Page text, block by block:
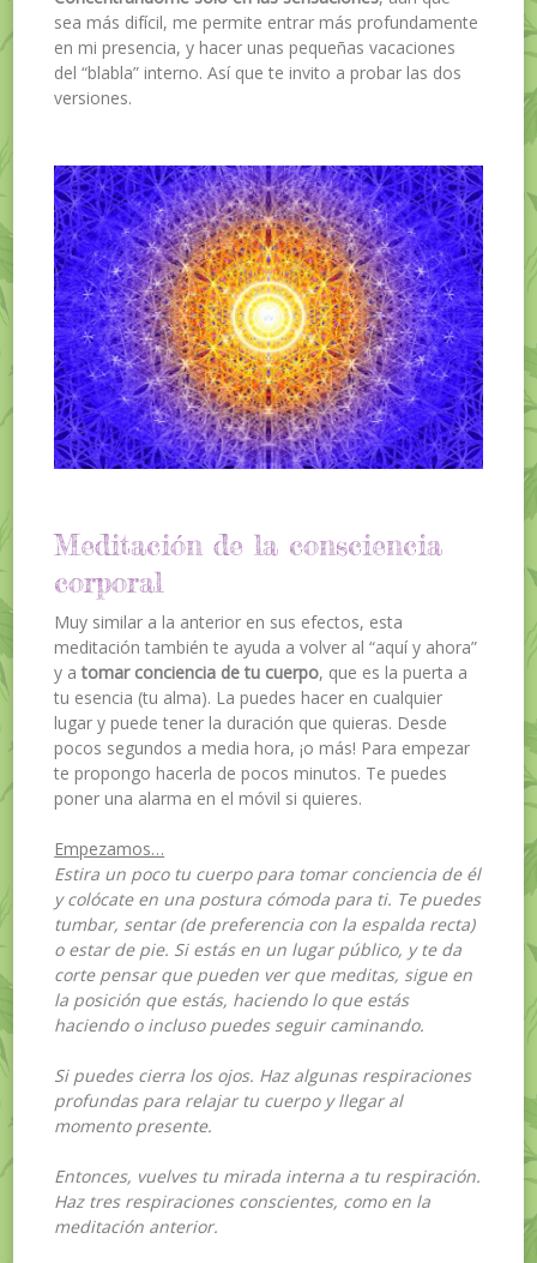
sea más difícil, me permite entrar más profundamente
en mi presencia, y hacer unas pequeñas vacaciones
del “blabla” interno. Así que te invito a probar las dos
versiones.
Meditación de la consciencia
corporal
Muy similar a la anterior en sus efectos, esta
meditación también te ayuda a volver al “aquí y ahora”
y atomar conciencia de tu cuerpo, que es la puerta a
tu esencia (tu alma). La puedes hacer en cualquier
lugar y puede tener la duración que quieras. Desde
pocos segundos a media hora, ¡o más! Para empezar
te propongo hacerla de pocos minutos. Te puedes
poner una alarma en el móvil si quieres.
Empezamos…
Estira un poco tu cuerpo para tomar conciencia de él
y colócate en una postura cómoda para ti. Te puedes
tumbar, sentar (de preferencia con la espalda recta)
o estar de pie. Si estás en un lugar público, y te da
corte pensar que pueden ver que meditas, sigue en
la posición que estás, haciendo lo que estás
haciendo o incluso puedes seguir caminando.
Si puedes cierra los ojos. Haz algunas respiraciones
profundas para relajar tu cuerpo y llegar al
momento presente.
Entonces, vuelves tu mirada interna a tu respiración.
Haz tres respiraciones conscientes, como en la
meditación anterior.